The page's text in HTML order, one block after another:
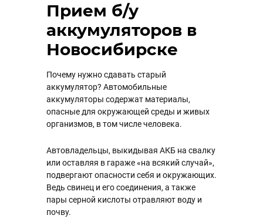
Прием б/у
аккумуляторов в
Новосибирске
Почему нужно сдавать старый
аккумулятор? Автомобильные
аккумуляторы содержат материалы,
опасные для окружающей среды и живых
организмов, в том числе человека.
Автовладельцы, выкидывая АКБ на свалку
или оставляя в гараже «на всякий случай»,
подвергают опасности себя и окружающих.
Ведь свинец и его соединения, а также
пары серной кислоты отравляют воду и
почву.